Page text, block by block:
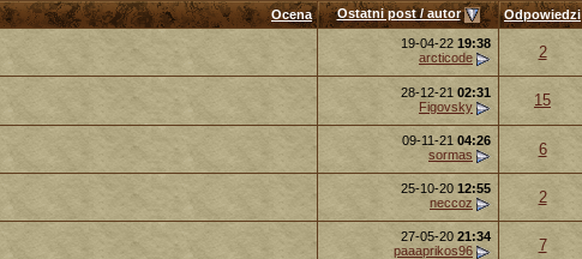
Ocena
Ostatni post / autor Odpowiedzi
19-04-22 19:38
arcticode
2
28-12-21 02:31
Figovsky
15
09-11-21 04:26
sormas
6
25-10-20 12:55
neccoz
2
27-05-20 21:34
paaaprikos96
7